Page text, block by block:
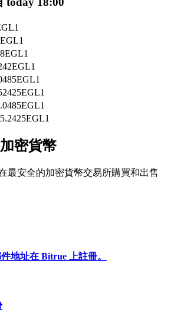
大數據分析
EGL1
EGL1
EGL1
EGL1
EGL1
EGL1
EGL1
密貨幣
最安全的加密貨幣交易所購買和出售
地址在 Bitrue 上註冊。